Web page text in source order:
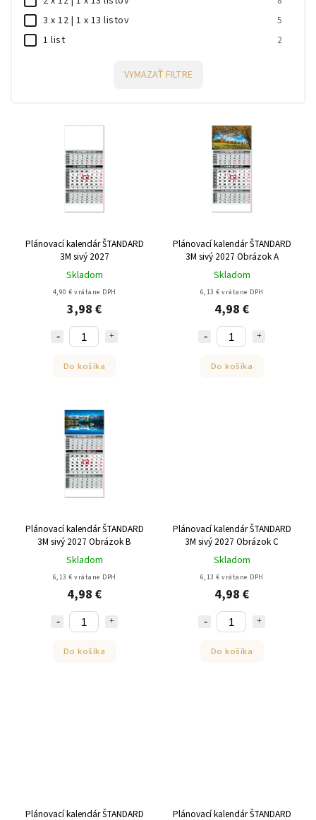
3 x 12 | 1 x 13 listov 5
1 list 2
VYMAZAŤ FILTRE
Plánovací kalendár ŠTANDARD
3M sivý 2027
Skladom
4,90 € vrátane DPH
3,98 €
Do košíka
Plánovací kalendár ŠTANDARD
3M sivý 2027 Obrázok A
Skladom
6,13 € vrátane DPH
4,98 €
Do košíka
Plánovací kalendár ŠTANDARD
3M sivý 2027 Obrázok B
Skladom
6,13 € vrátane DPH
4,98 €
Do košíka
Plánovací kalendár ŠTANDARD
3M sivý 2027 Obrázok C
Skladom
6,13 € vrátane DPH
4,98 €
Do košíka
Plánovací kalendár ŠTANDARD
Plánovací kalendár ŠTANDARD